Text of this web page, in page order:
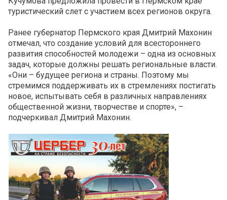
туристический слет с участием всех регионов округа.
Ранее губернатор Пермского края Дмитрий Махонин
отмечал, что создание условий для всестороннего
развития способностей молодежи – одна из основных
задач, которые должны решать региональные власти.
«Они – будущее региона и страны. Поэтому мы
стремимся поддерживать их в стремлениях постигать
новое, испытывать себя в различных направлениях
общественной жизни, творчестве и спорте», –
подчеркивал Дмитрий Махонин.